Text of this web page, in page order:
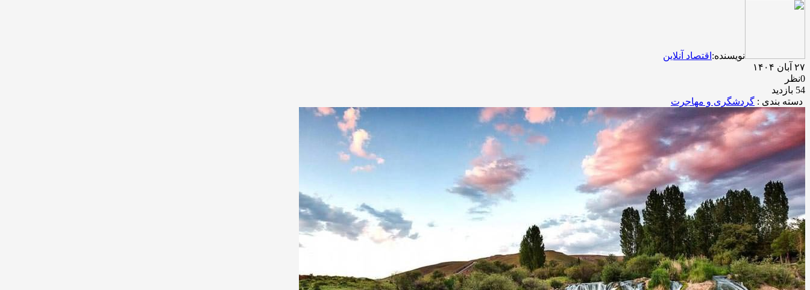
نویسنده: اقتصاد آنلاین
۲۷ آبان ۱۴۰۴
0نظر
54 بازدید
دسته بندی : گردشگری و مهاجرت